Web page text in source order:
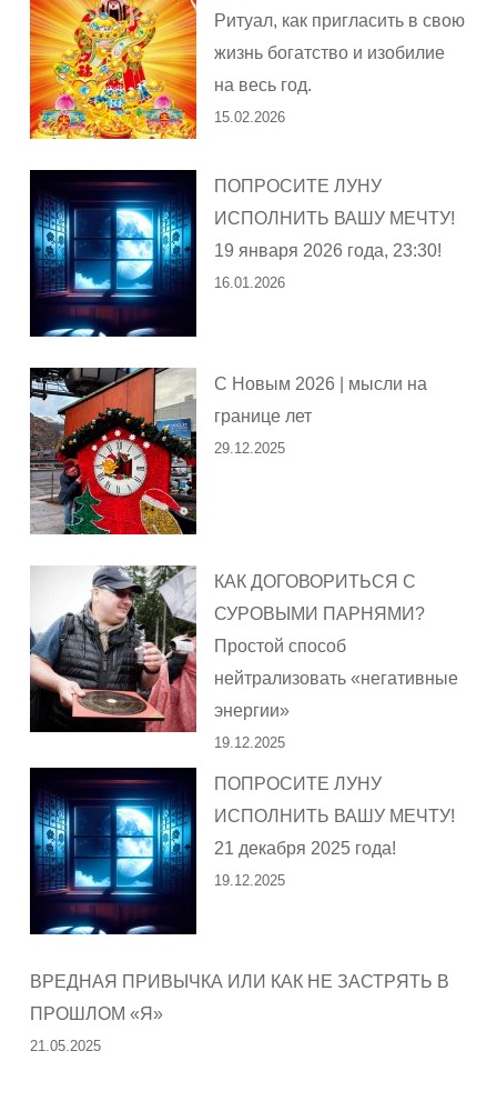
Ритуал, как пригласить в свою
жизнь богатство и изобилие
на весь год.
15.02.2026
ПОПРОСИТЕ ЛУНУ
ИСПОЛНИТЬ ВАШУ МЕЧТУ!
19 января 2026 года, 23:30!
16.01.2026
С Новым 2026 | мысли на
границе лет
29.12.2025
КАК ДОГОВОРИТЬСЯ С
СУРОВЫМИ ПАРНЯМИ?
Простой способ
нейтрализовать «негативные
энергии»
19.12.2025
ПОПРОСИТЕ ЛУНУ
ИСПОЛНИТЬ ВАШУ МЕЧТУ!
21 декабря 2025 года!
19.12.2025
ВРЕДНАЯ ПРИВЫЧКА ИЛИ КАК НЕ ЗАСТРЯТЬ В
ПРОШЛОМ «Я»
21.05.2025